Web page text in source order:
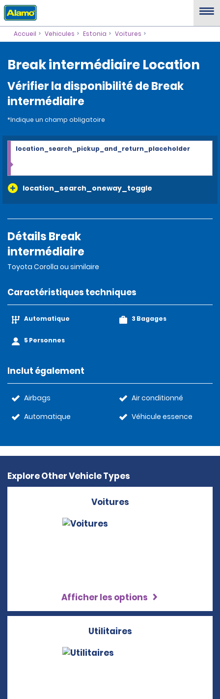
Accueil Vehicules Estonia Voitures
Break intermédiaire Location
Vérifier la disponibilité de Break
intermédiaire
*Indique un champ obligatoire
location_search_oneway_toggle
location_search_pickup_and_return_placeholder
Détails Break
intermédiaire
Toyota Corolla ou similaire
Caractéristiques techniques
Automatique
5 Personnes
3 Bagages
Inclut également
Airbags
Automatique
Air conditionné
Véhicule essence
Explore Other Vehicle Types
Voitures
Afficher les options
Utilitaires